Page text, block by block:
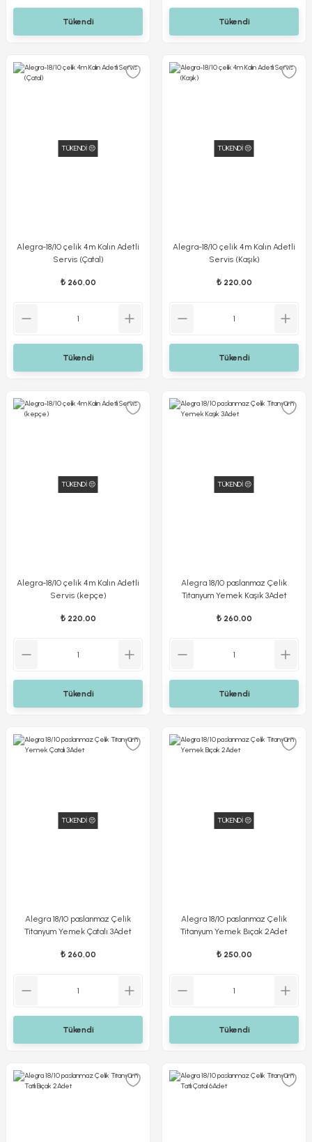
Tükendi Tükendi
TÜKENDİ 😔
Alegra-18/10 çelik 4m Kalın Adetli
Servis (Çatal)
₺ 260,00
Tükendi
TÜKENDİ 😔
Alegra-18/10 çelik 4m Kalın Adetli
Servis (Kaşık)
₺ 220,00
Tükendi
TÜKENDİ 😔
Alegra-18/10 çelik 4m Kalın Adetli
Servis (kepçe)
₺ 220,00
Tükendi
TÜKENDİ 😔
Alegra 18/10 paslanmaz Çelik
Titanyum Yemek Kaşık 3Adet
₺ 260,00
Tükendi
TÜKENDİ 😔
Alegra 18/10 paslanmaz Çelik
Titanyum Yemek Çatalı 3Adet
₺ 260,00
Tükendi
TÜKENDİ 😔
Alegra 18/10 paslanmaz Çelik
Titanyum Yemek Bıçak 2Adet
₺ 250,00
Tükendi